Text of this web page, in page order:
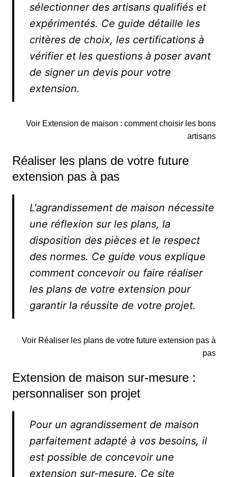
sélectionner des artisans qualifiés et
expérimentés. Ce guide détaille les
critères de choix, les certifications à
vérifier et les questions à poser avant
de signer un devis pour votre
extension.
Voir Extension de maison : comment choisir les bons
artisans
Réaliser les plans de votre future
extension pas à pas
L'agrandissement de maison nécessite
une réflexion sur les plans, la
disposition des pièces et le respect
des normes. Ce guide vous explique
comment concevoir ou faire réaliser
les plans de votre extension pour
garantir la réussite de votre projet.
Voir Réaliser les plans de votre future extension pas à
pas
Extension de maison sur-mesure :
personnaliser son projet
Pour un agrandissement de maison
parfaitement adapté à vos besoins, il
est possible de concevoir une
extension sur-mesure. Ce site